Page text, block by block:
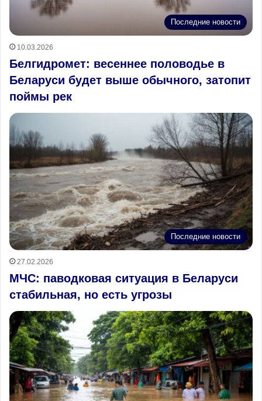
Последние новости
10.03.2026
Белгидромет: весеннее половодье в
Беларуси будет выше обычного, затопит
поймы рек
Последние новости
27.02.2026
МЧС: паводковая ситуация в Беларуси
стабильная, но есть угрозы